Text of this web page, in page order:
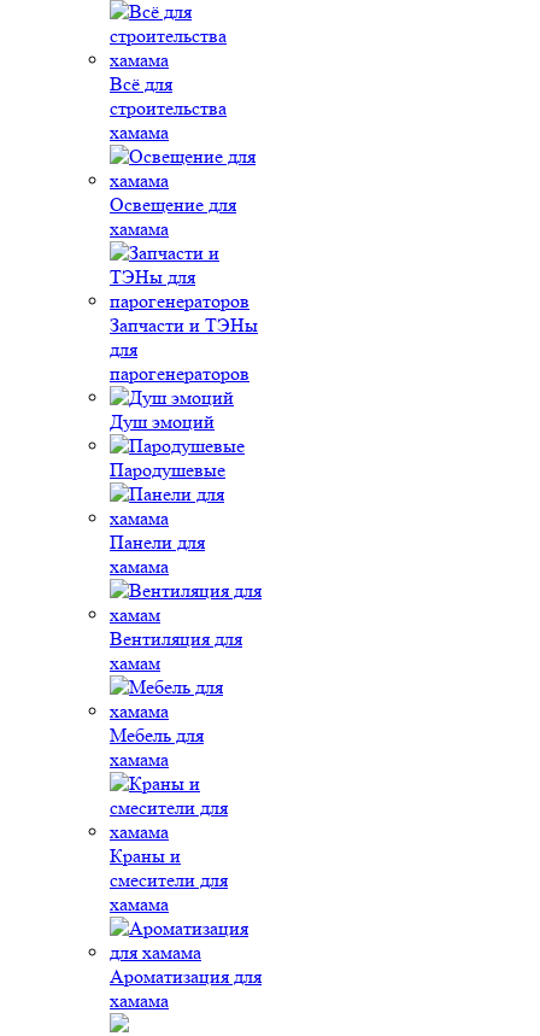
Всё для
строительства
хамама
Освещение для
хамама
Запчасти и ТЭНы
для
парогенераторов
Душ эмоций
Пародушевые
Панели для
хамама
Вентиляция для
хамам
Мебель для
хамама
Краны и
смесители для
хамама
Ароматизация для
хамама